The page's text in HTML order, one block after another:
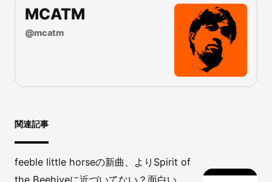
MCATM
@mcatm
関連記事
feeble little horseの新曲、よりSpirit of
the Beehiveに近づいてない？面白い。